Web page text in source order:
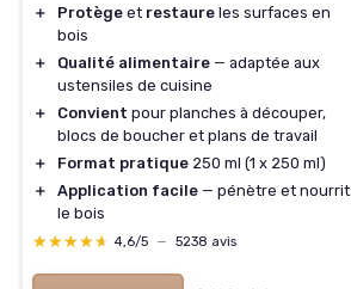
＋ Protège et restaure les surfaces en
bois
＋
Qualité alimentaire — adaptée aux
ustensiles de cuisine
＋
Convient pour planches à découper,
blocs de boucher et plans de travail
＋
Format pratique 250 ml (1 x 250 ml)
＋
Application facile — pénètre et nourrit
le bois
★★★★★
★★★★★ 4,6/5 — 5238 avis